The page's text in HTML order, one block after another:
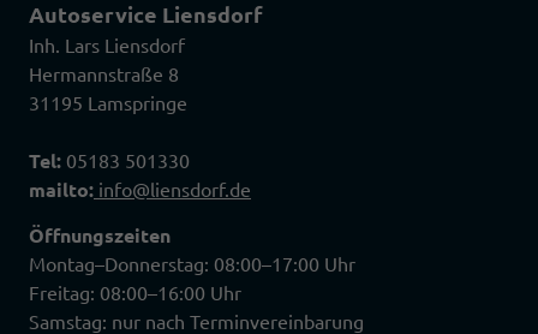
Autoservice Liensdorf
Inh. Lars Liensdorf
Hermannstraße 8
31195 Lamspringe
Tel: 05183 501330
mailto: info@liensdorf.de
Öffnungszeiten
Montag–Donnerstag: 08:00–17:00 Uhr
Freitag: 08:00–16:00 Uhr
Samstag: nur nach Terminvereinbarung